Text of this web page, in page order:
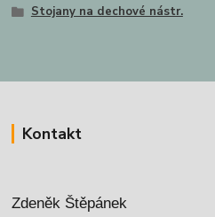
Stojany na dechové nástr.
Kontakt
Zdeněk Štěpánek